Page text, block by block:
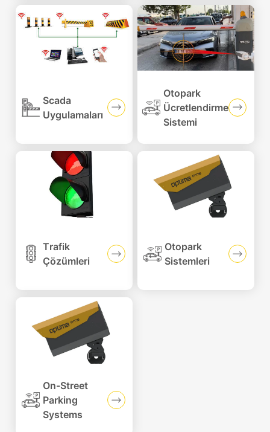
Scada
Uygulamaları
Otopark
Ücretlendirme
Sistemi
Trafik
Çözümleri
Otopark
Sistemleri
On-Street
Parking
Systems